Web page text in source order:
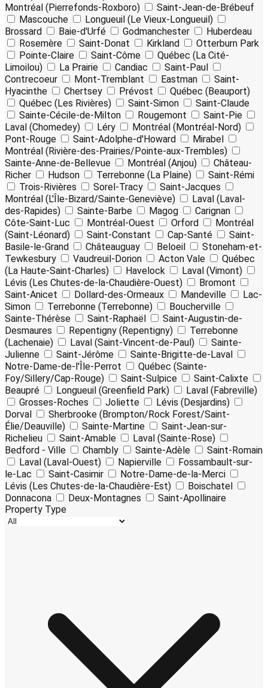
Montréal (Pierrefonds-Roxboro)
Saint-Jean-de-Brébeuf
Mascouche
Longueuil (Le Vieux-Longueuil)
Brossard
Baie-d'Urfé Godmanchester
Huberdeau
Rosemère
Saint-Donat Kirkland
Otterburn Park
Pointe-Claire
Saint-Côme
Québec (La Cité-
Limoilou)
La Prairie Candiac
Saint-Paul
Contrecoeur
Mont-Tremblant Eastman
Saint-
Hyacinthe
Chertsey Prévost
Québec (Beauport)
Québec (Les Rivières)
Saint-Simon
Saint-Claude
Sainte-Cécile-de-Milton
Rougemont
Saint-Pie
Laval (Chomedey)
Léry
Montréal (Montréal-Nord)
Pont-Rouge
Saint-Adolphe-d'Howard
Mirabel
Montréal (Rivière-des-Prairies/Pointe-aux-Trembles)
Sainte-Anne-de-Bellevue
Montréal (Anjou)
Château-
Richer
Hudson Terrebonne (La Plaine)
Saint-Rémi
Trois-Rivières
Sorel-Tracy
Saint-Jacques
Montréal (L'Île-Bizard/Sainte-Geneviève)
Laval (Laval-
des-Rapides)
Sainte-Barbe Magog
Carignan
Côte-Saint-Luc
Montréal-Ouest Orford
Montréal
(Saint-Léonard)
Saint-Constant Cap-Santé
Saint-
Basile-le-Grand
Châteauguay Beloeil
Stoneham-et-
Tewkesbury
Vaudreuil-Dorion Acton Vale
Québec
(La Haute-Saint-Charles)
Havelock
Laval (Vimont)
Lévis (Les Chutes-de-la-Chaudière-Ouest)
Bromont
Saint-Anicet
Dollard-des-Ormeaux Mandeville
Lac-
Simon
Terrebonne (Terrebonne)
Boucherville
Sainte-Thérèse
Saint-Raphaël
Saint-Augustin-de-
Desmaures
Repentigny (Repentigny)
Terrebonne
(Lachenaie)
Laval (Saint-Vincent-de-Paul)
Sainte-
Julienne
Saint-Jérôme
Sainte-Brigitte-de-Laval
Notre-Dame-de-l'Île-Perrot
Québec (Sainte-
Foy/Sillery/Cap-Rouge)
Saint-Sulpice
Saint-Calixte
Beaupré
Longueuil (Greenfield Park)
Laval (Fabreville)
Grosses-Roches
Joliette
Lévis (Desjardins)
Dorval
Sherbrooke (Brompton/Rock Forest/Saint-
Élie/Deauville)
Sainte-Martine
Saint-Jean-sur-
Richelieu
Saint-Amable
Laval (Sainte-Rose)
Bedford - Ville
Chambly Sainte-Adèle
Saint-Romain
Laval (Laval-Ouest)
Napierville
Fossambault-sur-
le-Lac
Saint-Casimir
Notre-Dame-de-la-Merci
Lévis (Les Chutes-de-la-Chaudière-Est)
Boischatel
Donnacona
Deux-Montagnes
Saint-Apollinaire
Property Type